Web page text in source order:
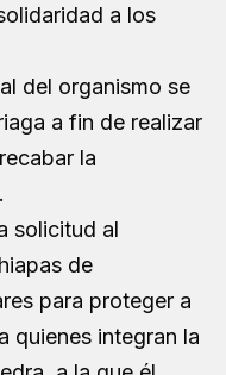
a los
del organismo se
a fin de realizar
la
solicitud al
de
para proteger a
quienes integran la